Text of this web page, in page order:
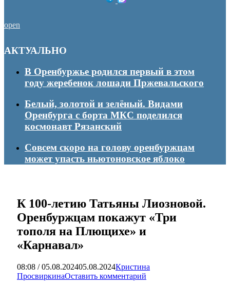
open
АКТУАЛЬНО
В Оренбуржье родился первый в этом
году жеребенок лошади Пржевальского
Белый, золотой и зелёный. Видами
Оренбурга с борта МКС поделился
космонавт Рязанский
Совсем скоро на голову оренбуржцам
может упасть ньютоновское яблоко
К 100-летию Татьяны Лиозновой.
Оренбуржцам покажут «Три
тополя на Плющихе» и
«Карнавал»
08:08 / 05.08.202405.08.2024Кристина
ПросвиркинаОставить комментарий